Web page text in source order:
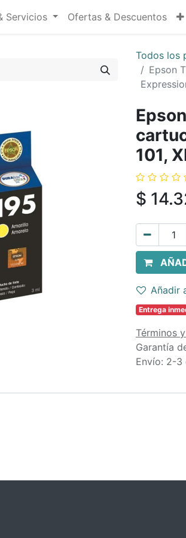
Servicios Ofertas & Descuentos
Todos los
Epson
101,
$
Añadir
Entrega
Términos
Garantía
Envío: 2-3